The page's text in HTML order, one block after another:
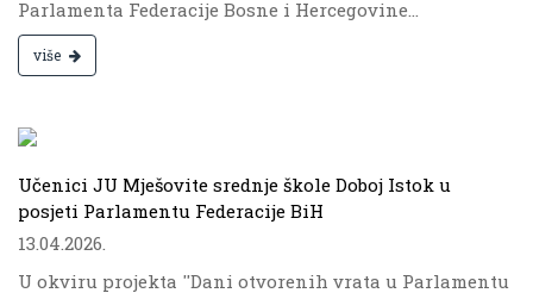
Parlamenta Federacije Bosne i Hercegovine...
više
Učenici JU Mješovite srednje škole Doboj Istok u
posjeti Parlamentu Federacije BiH
13.04.2026.
U okviru projekta ''Dani otvorenih vrata u Parlamentu